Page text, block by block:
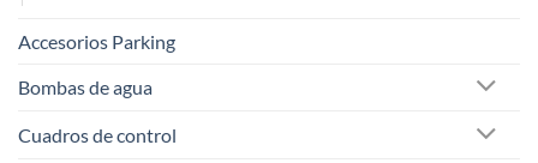
Accesorios Parking
Bombas de agua
Cuadros de control